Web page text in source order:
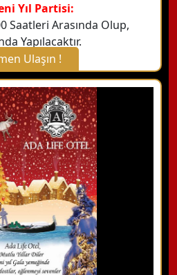
Yıl Partisi:
Saatleri Arasında Olup,
Yapılacaktır.
Ulaşın !
X Kapat
Alın